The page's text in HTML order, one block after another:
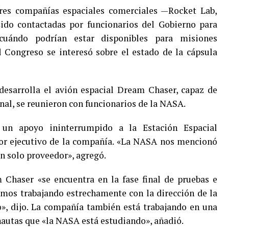
compañías espaciales comerciales —Rocket Lab,
contactadas por funcionarios del Gobierno para
podrían estar disponibles para misiones
se interesó sobre el estado de la cápsula
el avión espacial Dream Chaser, capaz de
se reunieron con funcionarios de la NASA.
apoyo ininterrumpido a la Estación Espacial
ejecutivo de la compañía. «La NASA nos mencionó
solo proveedor», agregó.
«se encuentra en la fase final de pruebas e
trabajando estrechamente con la dirección de la
dijo. La compañía también está trabajando en una
que «la NASA está estudiando», añadió.